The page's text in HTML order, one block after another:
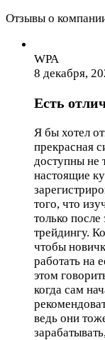
Отзывы о
WPA
8 декабря,
Есть
Я бы хотел
прекрасная
доступны не
настоящие
того, что
только
трейдингу.
чтобы
работать на
этом
когда сам
ведь они